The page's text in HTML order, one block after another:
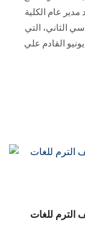
عام الكلية
الثاني، التي
من أبريل الجاري وتنتهي في 2 من يونيو القادم علي
الترم للغات